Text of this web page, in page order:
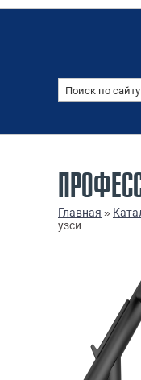
Главная »
узси